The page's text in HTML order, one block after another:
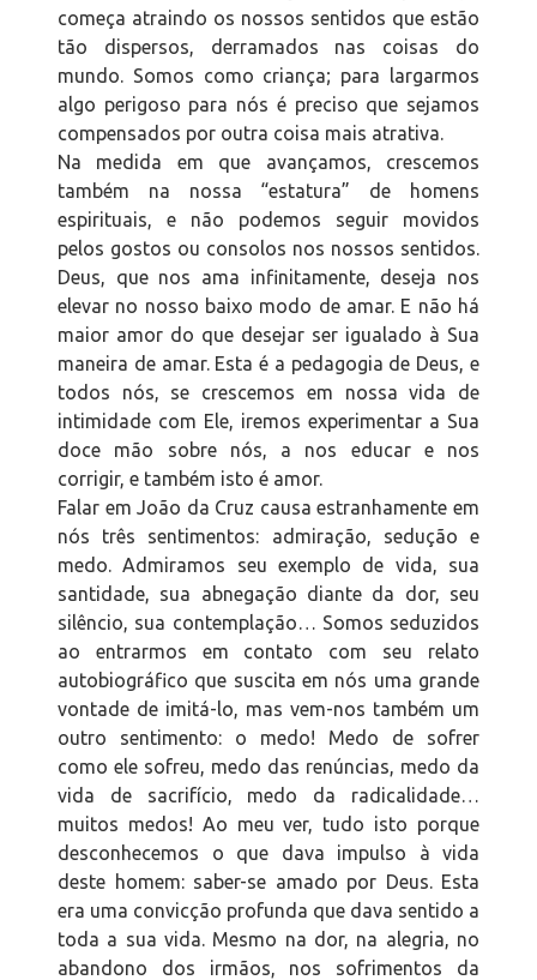
começa atraindo os nossos sentidos que estão
tão dispersos, derramados nas coisas do
mundo. Somos como criança; para largarmos
algo perigoso para nós é preciso que sejamos
compensados por outra coisa mais atrativa.
Na medida em que avançamos, crescemos
também na nossa “estatura” de homens
espirituais, e não podemos seguir movidos
pelos gostos ou consolos nos nossos sentidos.
Deus, que nos ama infinitamente, deseja nos
elevar no nosso baixo modo de amar. E não há
maior amor do que desejar ser igualado à Sua
maneira de amar. Esta é a pedagogia de Deus, e
todos nós, se crescemos em nossa vida de
intimidade com Ele, iremos experimentar a Sua
doce mão sobre nós, a nos educar e nos
corrigir, e também isto é amor.
Falar em João da Cruz causa estranhamente em
nós três sentimentos: admiração, sedução e
medo. Admiramos seu exemplo de vida, sua
santidade, sua abnegação diante da dor, seu
silêncio, sua contemplação… Somos seduzidos
ao entrarmos em contato com seu relato
autobiográfico que suscita em nós uma grande
vontade de imitá-lo, mas vem-nos também um
outro sentimento: o medo! Medo de sofrer
como ele sofreu, medo das renúncias, medo da
vida de sacrifício, medo da radicalidade…
muitos medos! Ao meu ver, tudo isto porque
desconhecemos o que dava impulso à vida
deste homem: saber-se amado por Deus. Esta
era uma convicção profunda que dava sentido a
toda a sua vida. Mesmo na dor, na alegria, no
abandono dos irmãos, nos sofrimentos da